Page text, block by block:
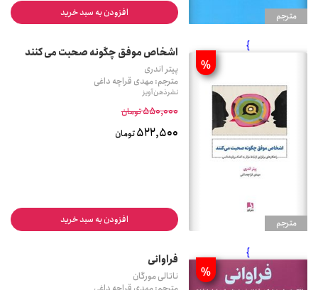
مترجم افزودن به سبد خرید
مترجم
}
%
اشخاص موفق چگونه صحبت می کنند
پیتر اندری
مترجم: مهدی قراچه داغی
نشر ذهن آویز
550,000تومان
522,500تومان
افزودن به سبد خرید
}
%
فراوانی
ناتالی مورگان